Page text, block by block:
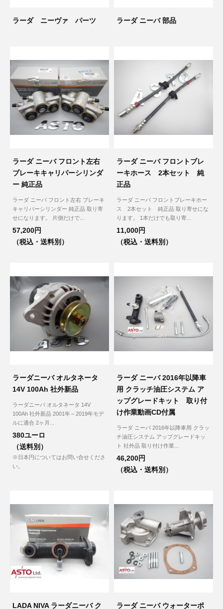
ラーダ ニーヴァ パーツ ラーダ ニーバ 部品
ラーダ ニーバ フロント左右
ブレーキキャリパーシリンダ
ー 純正品
ラーダ ニーバ フロント左右 ブレーキ
キャリパーシリンダー 純正品 取り寄
せになります。 片側だけで...
57,200円
（税込・送料別）
ラーダ ニーバ フロントブレ
ーキホース 2本セット 純
正品
ラーダ ニーバ フロントブレーキホー
ス 2本セット 純正品 取り寄せにな
ります。 1本だけでも取り寄...
11,000円
（税込・送料別）
ラーダニーバ オルタネータ
14V 100Ah 社外新品
ラーダニーバ オルタネータ 14V
100Ah 社外新品 2001年～2019年モデ
ルに適合 2ヶ月...
380ユーロ
（送料別）
※日本円についてはお問い合せくださ
い。
ラーダ ニーバ 2016年以降車
用 クラッチ油圧システム ア
ップグレードキット 取り付
け作業動画CD付属
ラーダ ニーバ 2016年以降車用 クラッ
チ油圧システム アップグレードキッ
ト 社外品 取り付け作業...
46,200円
（税込・送料別）
LADA NIVA ラーダニーバ ク ラーダ ニーバ ウォーターポ